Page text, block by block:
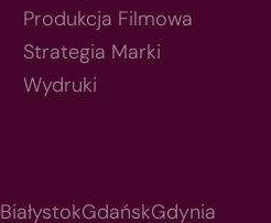
Produkcja Filmowa
Strategia Marki
Wydruki
BiałystokGdańskGdynia